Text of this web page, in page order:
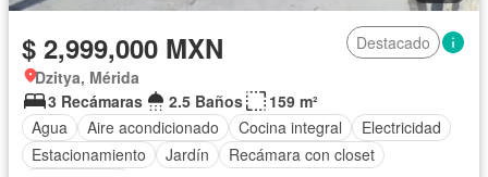
$ 2,999,000 MXN
Destacado
Dzitya, Mérida
3 Recámaras
2.5 Baños
159 m²
Agua
Aire acondicionado Cocina integral
Electricidad
Estacionamiento
Jardín
Recámara con closet